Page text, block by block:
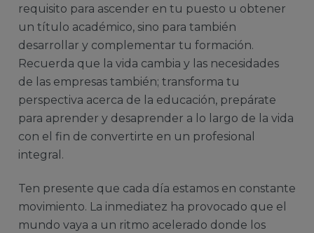
requisito para ascender en tu puesto u obtener
un título académico, sino para también
desarrollar y complementar tu formación.
Recuerda que la vida cambia y las necesidades
de las empresas también; transforma tu
perspectiva acerca de la educación, prepárate
para aprender y desaprender a lo largo de la vida
con el fin de convertirte en un profesional
integral.
Ten presente que cada día estamos en constante
movimiento. La inmediatez ha provocado que el
mundo vaya a un ritmo acelerado donde los